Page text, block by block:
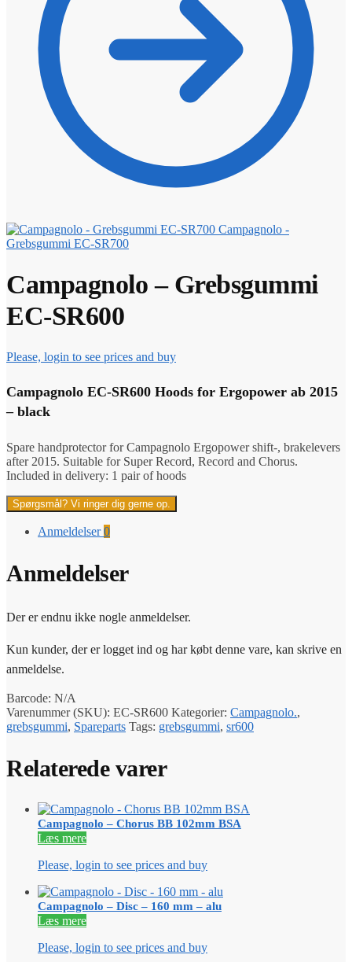
Campagnolo -
Grebsgummi EC-SR700
Campagnolo – Grebsgummi
EC-SR600
Please, login to see prices and buy
Campagnolo EC-SR600 Hoods for Ergopower ab 2015
– black
Spare handprotector for Campagnolo Ergopower shift-, brakelevers
after 2015. Suitable for Super Record, Record and Chorus.
Included in delivery: 1 pair of hoods
Spørgsmål? Vi ringer dig gerne op.
Anmeldelser0
Anmeldelser
Der er endnu ikke nogle anmeldelser.
Kun kunder, der er logget ind og har købt denne vare, kan skrive en
anmeldelse.
Barcode: N/A
Varenummer (SKU): EC-SR600 Kategorier: Campagnolo.,
grebsgummi, Spareparts Tags: grebsgummi, sr600
Relaterede varer
Campagnolo – Chorus BB 102mm BSA
Læs mere
Please, login to see prices and buy
Campagnolo – Disc – 160 mm – alu
Læs mere
Please, login to see prices and buy